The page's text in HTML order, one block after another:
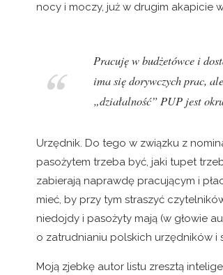
nocy i moczy, już w drugim akapicie
Pracuję w budżetówce i
ima się dorywczych prac,
„działalność” PUP jest
Urzędnik. Do tego w związku z
pasożytem trzeba być, jaki tupet
zabierają naprawdę pracującym i
mieć, by przy tym straszyć
niedojdy i pasożyty mają (w głowie
o zatrudnianiu polskich urzędników i
Moją zjebkę autor listu zresztą